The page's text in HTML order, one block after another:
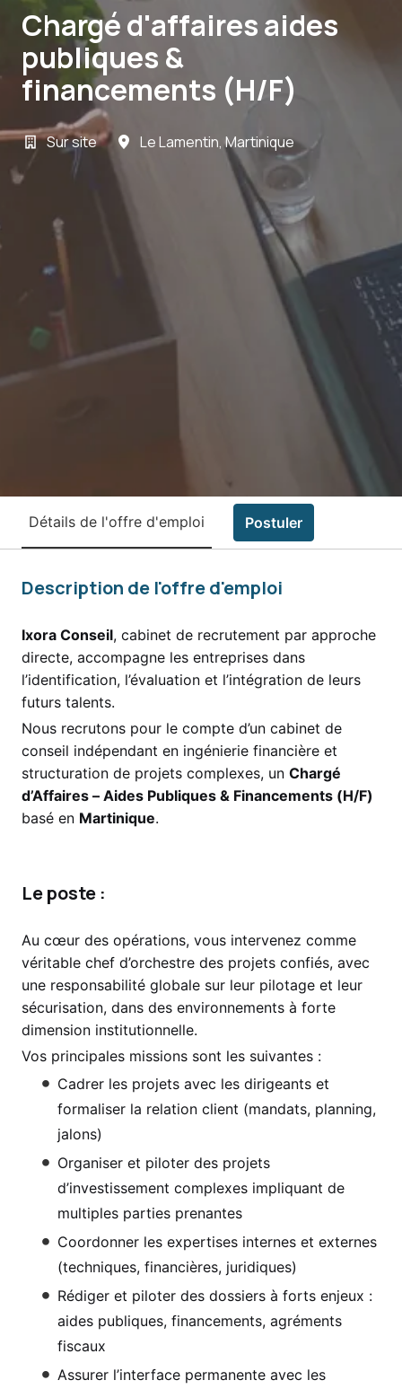
Chargé d'affaires aides
publiques &
financements (H/F)
Sur site Le Lamentin, Martinique
Détails de l'offre d'emploi Postuler
Description de l'offre d'emploi
Ixora Conseil, cabinet de recrutement par approche
directe, accompagne les entreprises dans
l’identification, l’évaluation et l’intégration de leurs
futurs talents.
Nous recrutons pour le compte d’un cabinet de
conseil indépendant en ingénierie financière et
structuration de projets complexes, un Chargé
d’Affaires – Aides Publiques & Financements (H/F)
basé en Martinique.
Le poste :
Au cœur des opérations, vous intervenez comme
véritable chef d’orchestre des projets confiés, avec
une responsabilité globale sur leur pilotage et leur
sécurisation, dans des environnements à forte
dimension institutionnelle.
Vos principales missions sont les suivantes :
Cadrer les projets avec les dirigeants et
formaliser la relation client (mandats, planning,
jalons)
Organiser et piloter des projets
d’investissement complexes impliquant de
multiples parties prenantes
Coordonner les expertises internes et externes
(techniques, financières, juridiques)
Rédiger et piloter des dossiers à forts enjeux :
aides publiques, financements, agréments
fiscaux
Assurer l’interface permanente avec les